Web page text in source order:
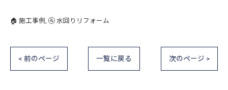
🏠 施工事例 🚰 水回りリフォーム
< 前のページ 一覧に戻る 次のページ >